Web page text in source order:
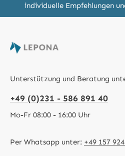
individuelle Empfehlungen
Unterstützung und Beratung
+49 (0)231 - 586 891 40
Mo-Fr 08:00 - 16:00 Uhr
Per Whatsapp unter: +49 157